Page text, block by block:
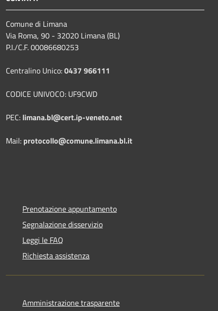
Comune di Limana
Via Roma, 90 - 32020 Limana (BL)
P.I./C.F. 00086680253
Centralino Unico:0437 966111
CODICE UNIVOCO: UF9CWD
PEC: limana.bl@cert.ip-veneto.net
Mail: protocollo@comune.limana.bl.it
Prenotazione appuntamento
Segnalazione disservizio
Leggi le FAQ
Richiesta assistenza
Amministrazione trasparente